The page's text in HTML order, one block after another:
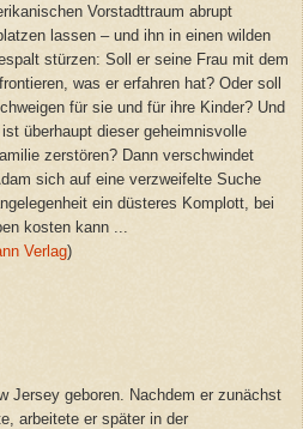
Vorstadttraum abrupt
lassen – und ihn in einen wilden
stürzen: Soll er seine Frau mit dem
was er erfahren hat? Oder soll
für sie und für ihre Kinder? Und
überhaupt dieser geheimnisvolle
zerstören? Dann verschwindet
sich auf eine verzweifelte Suche
ein düsteres Komplott, bei
kosten kann ...
Verlag)
Jersey geboren. Nachdem er zunächst
arbeitete er später in der